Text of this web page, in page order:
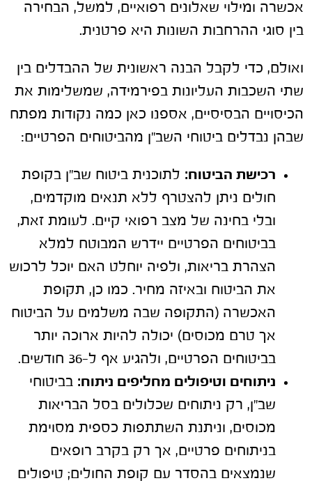
אכשרה ומילוי שאלונים רפואיים, למשל, הבחירה
בין סוגי ההרחבות השונות היא פרטנית.
ואולם, כדי לקבל הבנה ראשונית של ההבדלים בין
שתי השכבות העליונות בפירמידה, שמשלימות את
הכיסויים הבסיסיים, אספנו כאן כמה נקודות מפתח
שבהן נבדלים ביטוחי השב"ן מהביטוחים הפרטיים:
רכישת הביטוח: לתוכנית ביטוח שב"ן בקופת
חולים ניתן להצטרף ללא תנאים מוקדמים,
ובלי בחינה של מצב רפואי קיים. לעומת זאת,
בביטוחים הפרטיים יידרש המבוטח למלא
הצהרת בריאות, ולפיה יוחלט האם יוכל לרכוש
את הביטוח ובאיזה מחיר. כמו כן, תקופת
האכשרה (התקופה שבה משלמים על הביטוח
אך טרם מכוסים) יכולה להיות ארוכה יותר
בביטוחים הפרטיים, ולהגיע אף ל-36 חודשים.
ניתוחים וטיפולים מחליפים ניתוח: בביטוחי
שב"ן, רק ניתוחים שכלולים בסל הבריאות
מכוסים, וניתנת השתתפות כספית מסוימת
בניתוחים פרטיים, אך רק בקרב רופאים
שנמצאים בהסדר עם קופת החולים; טיפולים